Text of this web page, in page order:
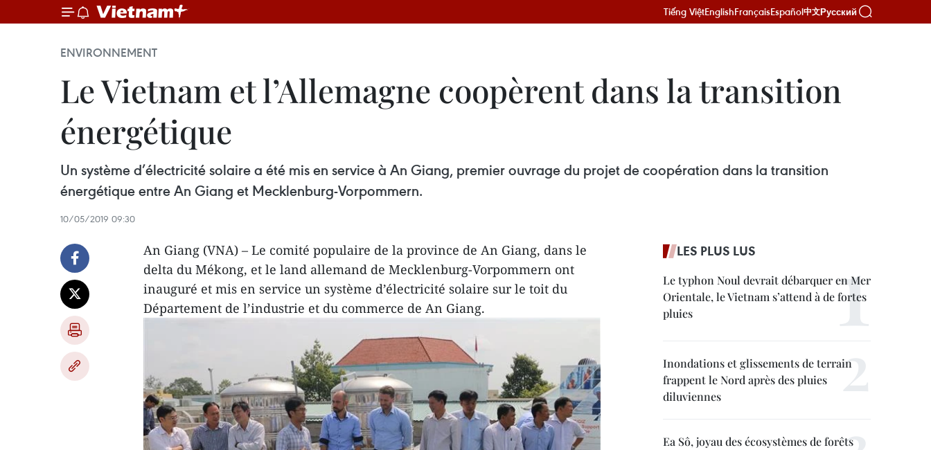
Tiếng ViệtEnglishFrançaisEspañol中文Русский
ENVIRONNEMENT
Le Vietnam et l’Allemagne coopèrent dans la transition
énergétique
Un système d’électricité solaire a été mis en service à An Giang, premier ouvrage du projet de coopération dans la transition
énergétique entre An Giang et Mecklenburg-Vorpommern.
10/05/2019 09:30
An Giang (VNA) – Le comité populaire de la province de An Giang, dans le
delta du Mékong, et le land allemand de Mecklenburg-Vorpommern ont
inauguré et mis en service un système d’électricité solaire sur le toit du
Département de l’industrie et du commerce de An Giang.
LES PLUS LUS
Le typhon Noul devrait débarquer en Mer
Orientale, le Vietnam s’attend à de fortes
pluies
Inondations et glissements de terrain
frappent le Nord après des pluies
diluviennes
Ea Sô, joyau des écosystèmes de forêts